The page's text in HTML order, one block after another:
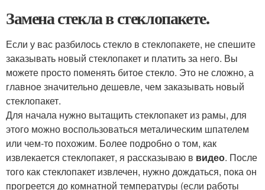
Замена стекла в стеклопакете.
Если у вас разбилось стекло в стеклопакете, не спешите
заказывать новый стеклопакет и платить за него. Вы
можете просто поменять битое стекло. Это не сложно, а
главное значительно дешевле, чем заказывать новый
стеклопакет.
Для начала нужно вытащить стеклопакет из рамы, для
этого можно воспользоваться металическим шпателем
или чем-то похожим. Более подробно о том, как
извлекается стеклопакет, я рассказываю в видео. После
того как стеклопакет извлечен, нужно дождаться, пока он
прогреется до комнатной температуры (если работы